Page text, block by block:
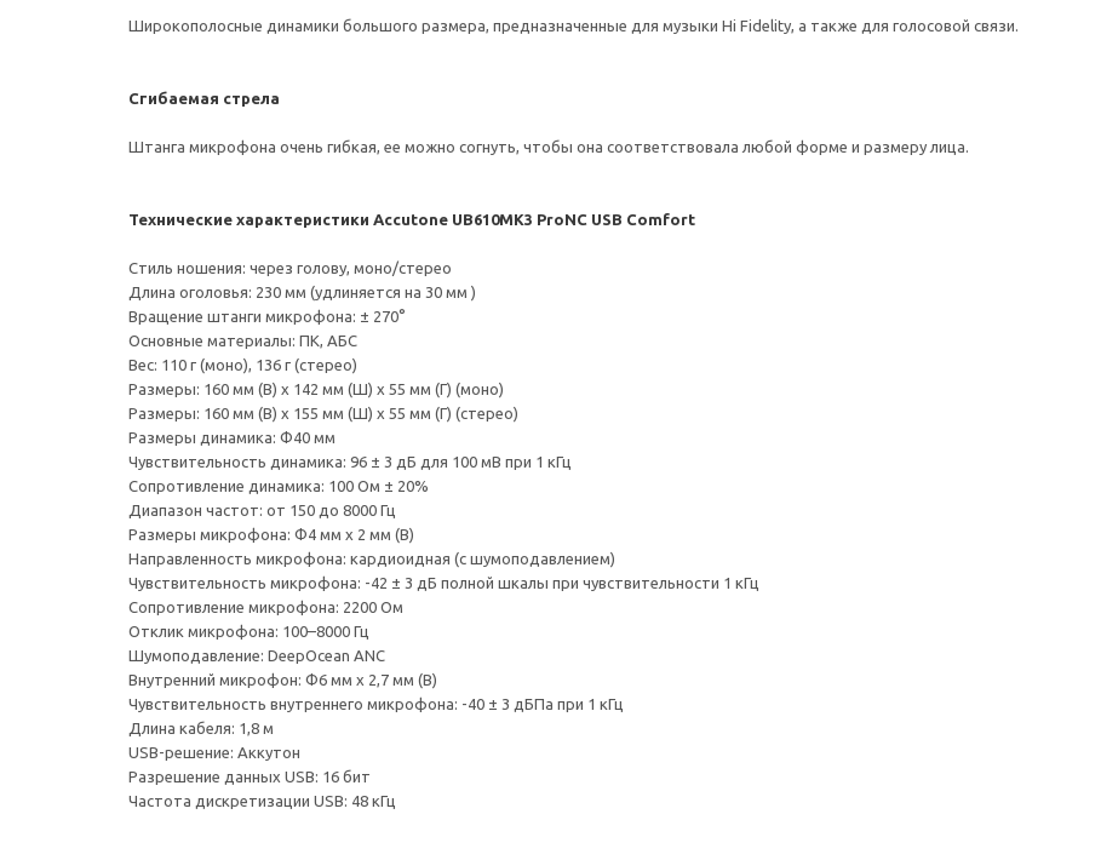
Широкополосные динамики большого размера, предназначенные для музыки Hi Fidelity, а также для голосовой связи.
Сгибаемая стрела
Штанга микрофона очень гибкая, ее можно согнуть, чтобы она соответствовала любой форме и размеру лица.
Технические характеристики Accutone UB610MK3 ProNC USB Comfort
Стиль ношения: через голову, моно/стерео
Длина оголовья: 230 мм (удлиняется на 30 мм )
Вращение штанги микрофона: ± 270°
Основные материалы: ПК, АБС
Вес: 110 г (моно), 136 г (стерео)
Размеры: 160 мм (В) x 142 мм (Ш) x 55 мм (Г) (моно)
Размеры: 160 мм (В) x 155 мм (Ш) x 55 мм (Г) (стерео)
Размеры динамика: Φ40 мм
Чувствительность динамика: 96 ± 3 дБ для 100 мВ при 1 кГц
Сопротивление динамика: 100 Ом ± 20%
Диапазон частот: от 150 до 8000 Гц
Размеры микрофона: Φ4 мм x 2 мм (В)
Направленность микрофона: кардиоидная (с шумоподавлением)
Чувствительность микрофона: -42 ± 3 дБ полной шкалы при чувствительности 1 кГц
Сопротивление микрофона: 2200 Ом
Отклик микрофона: 100–8000 Гц
Шумоподавление: DeepOcean ANC
Внутренний микрофон: Φ6 мм x 2,7 мм (В)
Чувствительность внутреннего микрофона: -40 ± 3 дБПа при 1 кГц
Длина кабеля: 1,8 м
USB-решение: Аккутон
Разрешение данных USB: 16 бит
Частота дискретизации USB: 48 кГц